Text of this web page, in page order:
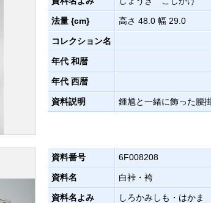
法量 {cm} 高さ 48.0 幅 29.0
コレクション名
年代 和暦
年代 西暦
資料説明 鍾馗と一緒に飾った腰掛
資料番号 6F008208
資料名 白裃・袴
資料名よみ しろかみしも・はかま